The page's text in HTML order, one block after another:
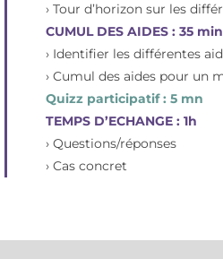
› Tour d’horizon sur les
CUMUL DES AIDES : 35
› Identifier les différentes
› Cumul des aides pour un
Quizz participatif : 5 mn
TEMPS D’ECHANGE : 1h
› Questions/réponses
› Cas concret